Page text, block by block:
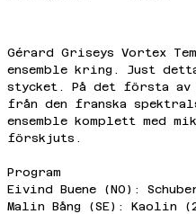
Gérard Griseys Vortex
ensemble kring. Just
stycket. På det första av
från den franska
ensemble komplett med
förskjuts.
Program
Eivind Buene (NO):
Malin Bång (SE): Kaolin